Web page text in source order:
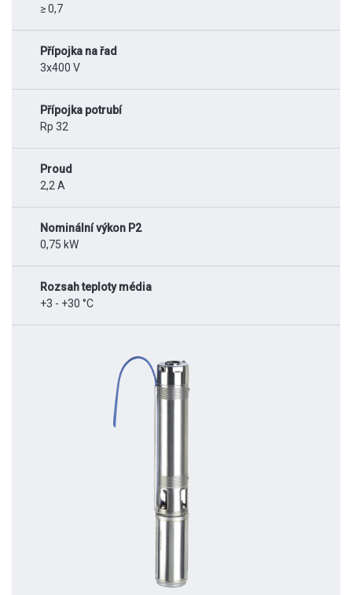
≥ 0,7
Přípojka na řad
3x400 V
Přípojka potrubí
Rp 32
Proud
2,2 A
Nominální výkon P2
0,75 kW
Rozsah teploty média
+3 - +30 °C